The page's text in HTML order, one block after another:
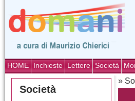
HOME Inchieste Lettere Società
Società
»